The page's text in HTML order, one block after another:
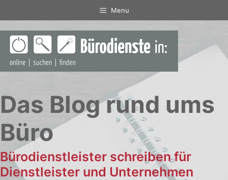
Inhalt
springen
Menu
Das Blog rund ums
Büro
Bürodienstleister schreiben für
Dienstleister und Unternehmen